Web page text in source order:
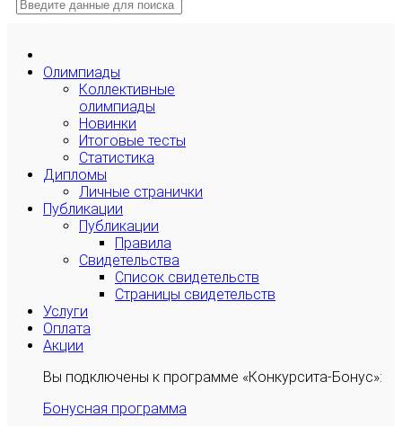
Олимпиады
Коллективные
олимпиады
Новинки
Итоговые тесты
Статистика
Дипломы
Личные странички
Публикации
Публикации
Правила
Свидетельства
Список свидетельств
Страницы свидетельств
Услуги
Оплата
Акции
Вы подключены к программе «Конкурсита-Бонус»:
Бонусная программа